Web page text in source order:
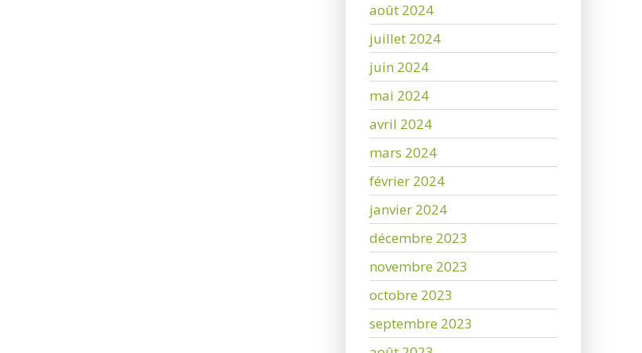
août 2024
juillet 2024
juin 2024
mai 2024
avril 2024
mars 2024
février 2024
janvier 2024
décembre 2023
novembre 2023
octobre 2023
septembre 2023